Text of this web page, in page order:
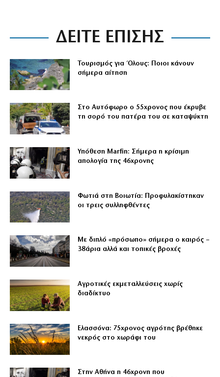
ΔΕΙΤΕ ΕΠΙΣΗΣ
Τουρισμός για Όλους: Ποιοι κάνουν
σήμερα αίτηση
Στο Αυτόφωρο ο 55χρονος που έκρυβε
τη σορό του πατέρα του σε καταψύκτη
Υπόθεση Marfin: Σήμερα η κρίσιμη
απολογία της 46χρονης
Φωτιά στη Βοιωτία: Προφυλακίστηκαν
οι τρεις συλληφθέντες
Με διπλό «πρόσωπο» σήμερα ο καιρός –
38άρια αλλά και τοπικές βροχές
Αγροτικές εκμεταλλεύσεις χωρίς
διαδίκτυο
Ελασσόνα: 75χρονος αγρότης βρέθηκε
νεκρός στο χωράφι του
Στην Αθήνα η 46χρονη που